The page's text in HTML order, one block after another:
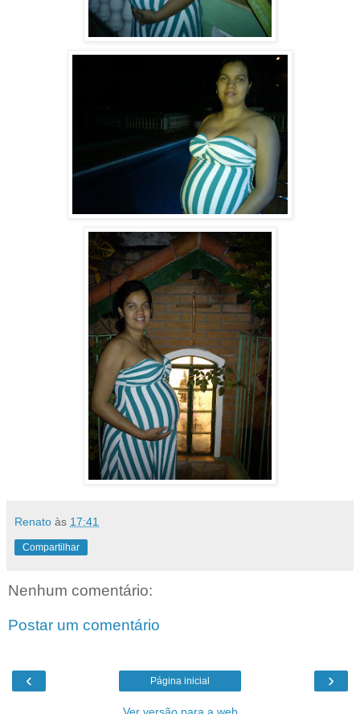
Renato às 17:41
Compartilhar
Nenhum comentário:
Postar um comentário
‹ ›
Página inicial
Ver versão para a web